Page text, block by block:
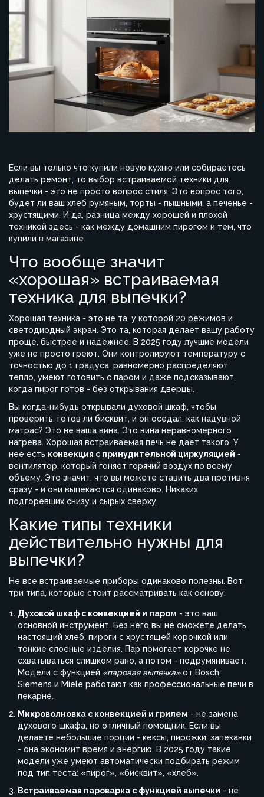
Если вы только что купили новую кухню или собираетесь
делать ремонт, то выбор встраиваемой техники для
выпечки - это не просто вопрос стиля. Это вопрос того,
будет ли ваш хлеб румяным, торты - пышными, а печенье -
хрустящими. И да, разница между хорошей и плохой
техникой здесь - как между домашним пирогом и тем, что
купили в магазине.
Что вообще значит
«хорошая» встраиваемая
техника для выпечки?
Хорошая техника - это не та, у которой 20 режимов и
светодиодный экран. Это та, которая делает вашу работу
проще, быстрее и надежнее. В 2025 году лучшие модели
уже не просто греют. Они контролируют температуру с
точностью до 1 градуса, равномерно распределяют
тепло, умеют готовить с паром и даже подсказывают,
когда пирог готов - без открывания дверцы.
Вы когда-нибудь открывали духовой шкаф, чтобы
проверить, готов ли бисквит, и он оседал, как надувной
матрас? Это не ваша вина. Это вина неравномерного
нагрева. Хорошая встраиваемая печь не дает такого. У
нее есть конвекция с принудительной циркуляцией -
вентилятор, который гоняет горячий воздух по всему
объему. Это значит, что вы можете ставить два противня
сразу - и они выпекаются одинаково. Никаких
подгоревших снизу и сырых сверху.
Какие типы техники
действительно нужны для
выпечки?
Не все встраиваемые приборы одинаково полезны. Вот
три типа, которые стоит рассматривать как основу:
Духовой шкаф с конвекцией и паром - это ваш
основной инструмент. Без него вы не сможете делать
настоящий хлеб, пироги с хрустящей корочкой или
тонкие слоеные изделия. Пар помогает корочке не
схватываться слишком рано, а потом - подрумянивает.
Модели с функцией «паровая выпечка»от Bosch,
Siemens и Miele работают как профессиональные печи в
пекарне.
Микроволновка с конвекцией и грилем - не замена
духового шкафа, но отличный помощник. Если вы
делаете небольшие порции - кексы, пирожки, запеканки
- она экономит время и энергию. В 2025 году такие
модели уже умеют автоматически подбирать режим
под тип теста: «пирог», «бисквит», «хлеб».
Встраиваемая пароварка с функцией выпечки - не